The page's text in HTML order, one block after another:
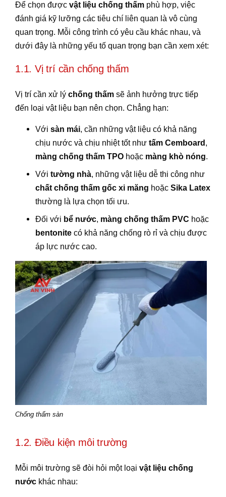
Để chọn được vật liệu chống thấm phù hợp, việc
đánh giá kỹ lưỡng các tiêu chí liên quan là vô cùng
quan trọng. Mỗi công trình có yêu cầu khác nhau, và
dưới đây là những yếu tố quan trọng bạn cần xem xét:
1.1. Vị trí cần chống thấm
Vị trí cần xử lý chống thấm sẽ ảnh hưởng trực tiếp
đến loại vật liệu bạn nên chọn. Chẳng hạn:
Với sàn mái, cần những vật liệu có khả năng
chịu nước và chịu nhiệt tốt như tấm Cemboard ,
màng chống thấm TPO hoặc màng khò nóng.
Với tường nhà, những vật liệu dễ thi công như
chất chống thấm gốc xi măng hoặc Sika Latex
thường là lựa chọn tối ưu.
Đối với bể nước, màng chống thấm PVC hoặc
bentonite có khả năng chống rò rỉ và chịu được
áp lực nước cao.
Chống thấm sàn
1.2. Điều kiện môi trường
Mỗi môi trường sẽ đòi hỏi một loại vật liệu chống
nước khác nhau: